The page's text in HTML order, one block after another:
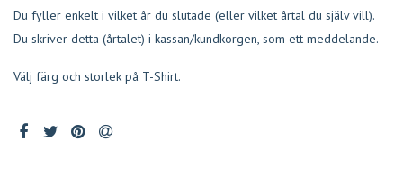
Du fyller enkelt i vilket år du slutade (eller vilket årtal du själv vill).
Du skriver detta (årtalet) i kassan/kundkorgen, som ett meddelande.
Välj färg och storlek på T-Shirt.